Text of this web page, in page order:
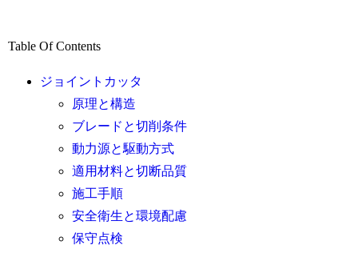
Table Of Contents
ジョイントカッタ
原理と構造
ブレードと切削条件
動力源と駆動方式
適用材料と切断品質
施工手順
安全衛生と環境配慮
保守点検